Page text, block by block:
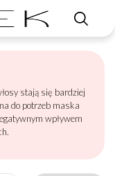
stają się bardziej
do potrzeb maska
wpływem